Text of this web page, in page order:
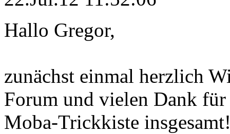
Hallo Gregor,
zunächst einmal herzlich
Forum und vielen Dank für
Moba-Trickkiste